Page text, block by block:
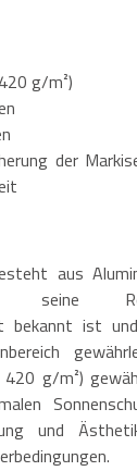
g/m²)
der
aus
seine
bekannt ist
420 g/m²)
und